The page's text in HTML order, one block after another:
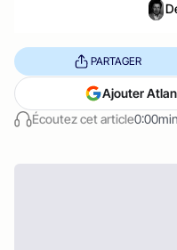
Écoutez cet article0:00min
PARTAGER
Ajouter